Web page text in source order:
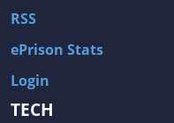
RSS
ePrison Stats
Login
TECH